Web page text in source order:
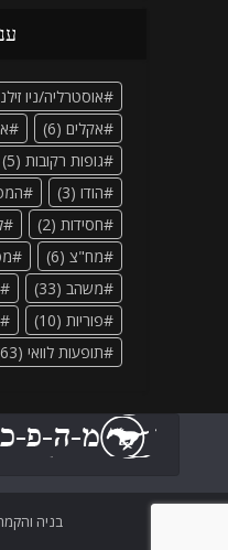
אוסטרליה/ניו
אקלים (6)
גופות רקובות (5)
הודו (3)
חסידות (2)
מח"צ (6)
משהב (33)
פוריות (10)
תופעות לוואי (63)
בניה והקמה